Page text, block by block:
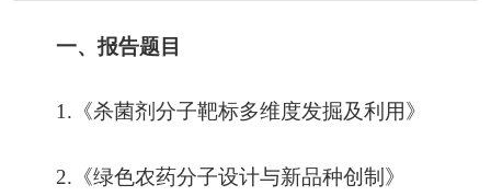
一、报告题目
1.《杀菌剂分子靶标多维度发掘及利用》
2.《绿色农药分子设计与新品种创制》